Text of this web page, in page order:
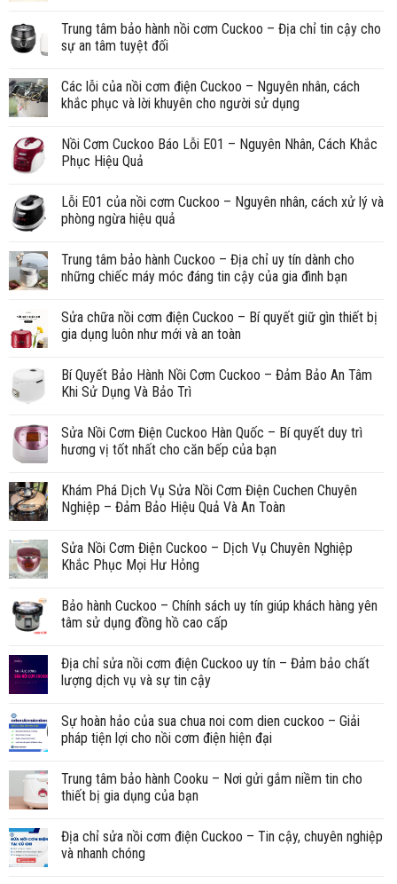
Trung tâm bảo hành nồi cơm Cuckoo – Địa chỉ tin cậy cho
sự an tâm tuyệt đối
Các lỗi của nồi cơm điện Cuckoo – Nguyên nhân, cách
khắc phục và lời khuyên cho người sử dụng
Nồi Cơm Cuckoo Báo Lỗi E01 – Nguyên Nhân, Cách Khắc
Phục Hiệu Quả
Lỗi E01 của nồi cơm Cuckoo – Nguyên nhân, cách xử lý và
phòng ngừa hiệu quả
Trung tâm bảo hành Cuckoo – Địa chỉ uy tín dành cho
những chiếc máy móc đáng tin cậy của gia đình bạn
Sửa chữa nồi cơm điện Cuckoo – Bí quyết giữ gìn thiết bị
gia dụng luôn như mới và an toàn
Bí Quyết Bảo Hành Nồi Cơm Cuckoo – Đảm Bảo An Tâm
Khi Sử Dụng Và Bảo Trì
Sửa Nồi Cơm Điện Cuckoo Hàn Quốc – Bí quyết duy trì
hương vị tốt nhất cho căn bếp của bạn
Khám Phá Dịch Vụ Sửa Nồi Cơm Điện Cuchen Chuyên
Nghiệp – Đảm Bảo Hiệu Quả Và An Toàn
Sửa Nồi Cơm Điện Cuckoo – Dịch Vụ Chuyên Nghiệp
Khắc Phục Mọi Hư Hỏng
Bảo hành Cuckoo – Chính sách uy tín giúp khách hàng yên
tâm sử dụng đồng hồ cao cấp
Địa chỉ sửa nồi cơm điện Cuckoo uy tín – Đảm bảo chất
lượng dịch vụ và sự tin cậy
Sự hoàn hảo của sua chua noi com dien cuckoo – Giải
pháp tiện lợi cho nồi cơm điện hiện đại
Trung tâm bảo hành Cooku – Nơi gửi gắm niềm tin cho
thiết bị gia dụng của bạn
Địa chỉ sửa nồi cơm điện Cuckoo – Tin cậy, chuyên nghiệp
và nhanh chóng